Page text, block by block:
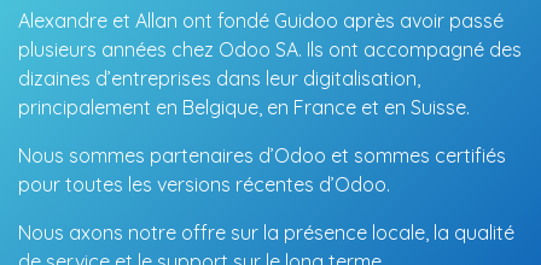
Alexandre et Allan ont fondé Guidoo après avoir passé
plusieurs années chez Odoo SA. Ils ont accompagné des
dizaines d’entreprises dans leur digitalisation,
principalement en Belgique, en France et en Suisse.
Nous sommes partenaires d’Odoo et sommes certifiés
pour toutes les versions récentes d’Odoo.
Nous axons notre offre sur la présence locale, la qualité